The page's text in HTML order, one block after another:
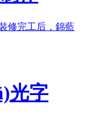
完工后，錦藍
光字